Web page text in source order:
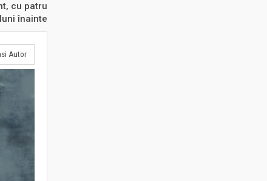
cu patru
luni înainte
Autor